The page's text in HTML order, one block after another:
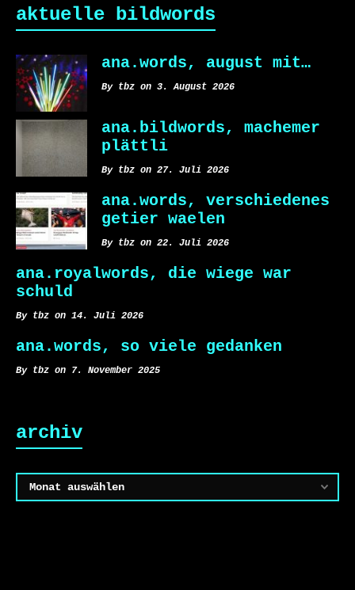
aktuelle bildwords
ana.words, august mit…
By tbz on 3. August 2026
ana.bildwords, machemer
plättli
By tbz on 27. Juli 2026
ana.words, verschiedenes
getier waelen
By tbz on 22. Juli 2026
ana.royalwords, die wiege war
schuld
By tbz on 14. Juli 2026
ana.words, so viele gedanken
By tbz on 7. November 2025
archiv
Archiv